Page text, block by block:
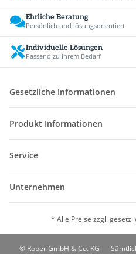
Ehrliche Beratung
Persönlich und lösungsorientiert
Individuelle Lösungen
Passend zu Ihrem Bedarf
Gesetzliche Informationen
Produkt Informationen
Service
Unternehmen
* Alle Preise zzgl.
© Roper GmbH & Co. KG